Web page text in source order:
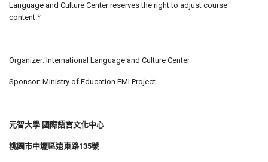
Language and Culture Center reserves the right to adjust course
content.*
Organizer: International Language and Culture Center
Sponsor: Ministry of Education EMI Project
元智大學 國際語言文化中心
桃園市中壢區遠東路135號